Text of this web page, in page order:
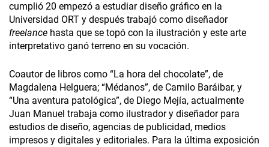
cumplió 20 empezó a estudiar diseño gráfico en la
Universidad ORT y después trabajó como diseñador
freelance hasta que se topó con la ilustración y este arte
interpretativo ganó terreno en su vocación.
Coautor de libros como “La hora del chocolate”, de
Magdalena Helguera; “Médanos”, de Camilo Baráibar, y
“Una aventura patológica”, de Diego Mejía, actualmente
Juan Manuel trabaja como ilustrador y diseñador para
estudios de diseño, agencias de publicidad, medios
impresos y digitales y editoriales. Para la última exposición